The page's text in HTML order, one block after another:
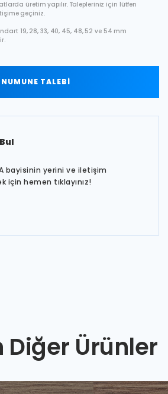
üretim yapılır. Talepleriniz için lütfen
geçiniz.
19, 28, 33, 40, 45, 48, 52 ve 54 mm
NUMUNE TALEBİ
bayisinin yerini ve iletişim
için hemen tıklayınız!
Diğer Ürünler